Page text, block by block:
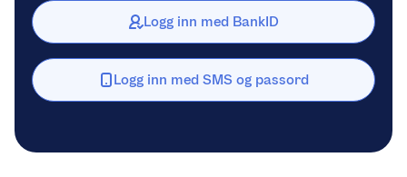
Logg inn med BankID
Logg inn med SMS og passord